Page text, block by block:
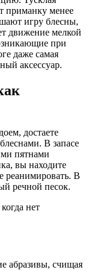
приманку менее
игру блесны,
движение мелкой
при
даже самая
аксессуар.
достаете
В запасе
пятнами
вы находите
реанимировать. В
речной песок.
абразивы, счищая